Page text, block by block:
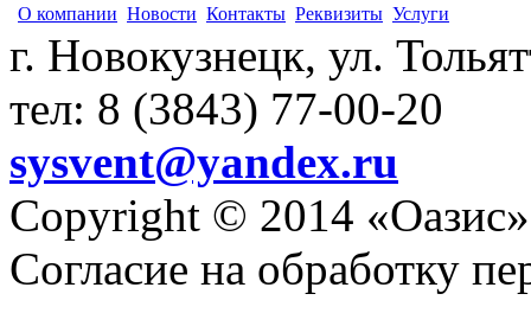
О компании Новости Контакты Реквизиты Услуги
г. Новокузнецк, ул.
тел: 8 (3843) 77-00-20
sysvent@yandex.ru
Copyright © 2014 «Оазис»
Согласие на обработку